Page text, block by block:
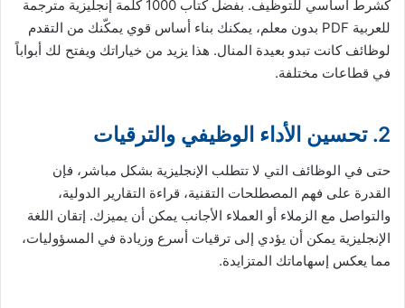
كشرط أساسي للتوظيف. بفضل كتاب 1000 كلمة إنجليزية مترجمة
للعربية PDF بدون معلم، يمكنك بناء أساس قوي يمكّنك من التقدم
لوظائف كانت تبدو بعيدة المنال. هذا يزيد من خياراتك ويفتح لك أبواباً
في قطاعات مختلفة.
2. تحسين الأداء الوظيفي والترقيات
حتى في الوظائف التي لا تتطلب الإنجليزية بشكل مباشر، فإن
القدرة على فهم المصطلحات التقنية، قراءة التقارير الدولية،
والتواصل مع الزملاء أو العملاء الأجانب يمكن أن يميزك. إتقان اللغة
الإنجليزية يمكن أن يؤدي إلى ترقيات أسرع وزيادة في المسؤوليات،
مما يعكس إسهاماتك المتزايدة.